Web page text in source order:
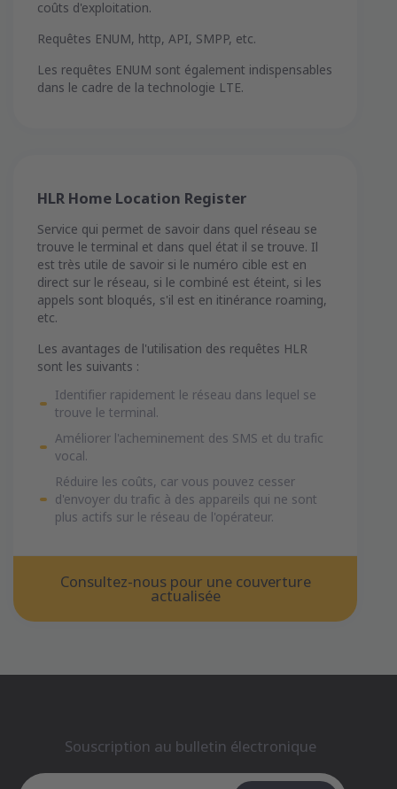
coûts d'exploitation.
Requêtes ENUM, http, API, SMPP, etc.
Les requêtes ENUM sont également indispensables
dans le cadre de la technologie LTE.
HLR Home Location Register
Service qui permet de savoir dans quel réseau se
trouve le terminal et dans quel état il se trouve. Il
est très utile de savoir si le numéro cible est en
direct sur le réseau, si le combiné est éteint, si les
appels sont bloqués, s'il est en itinérance roaming,
etc.
Les avantages de l'utilisation des requêtes HLR
sont les suivants :
Identifier rapidement le réseau dans lequel se
trouve le terminal.
Améliorer l'acheminement des SMS et du trafic
vocal.
Réduire les coûts, car vous pouvez cesser
d'envoyer du trafic à des appareils qui ne sont
plus actifs sur le réseau de l'opérateur.
Consultez-nous pour une couverture
actualisée
Souscription au bulletin électronique